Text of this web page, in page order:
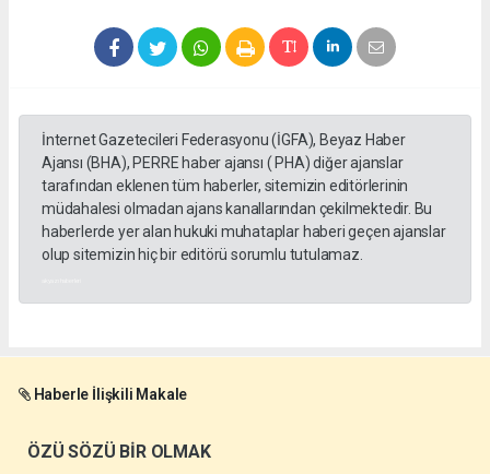
İnternet Gazetecileri Federasyonu (İGFA), Beyaz Haber
Ajansı (BHA), PERRE haber ajansı ( PHA) diğer ajanslar
tarafından eklenen tüm haberler, sitemizin editörlerinin
müdahalesi olmadan ajans kanallarından çekilmektedir. Bu
haberlerde yer alan hukuki muhataplar haberi geçen ajanslar
olup sitemizin hiç bir editörü sorumlu tutulamaz.
Haberle İlişkili Makale
ÖZÜ SÖZÜ BİR OLMAK